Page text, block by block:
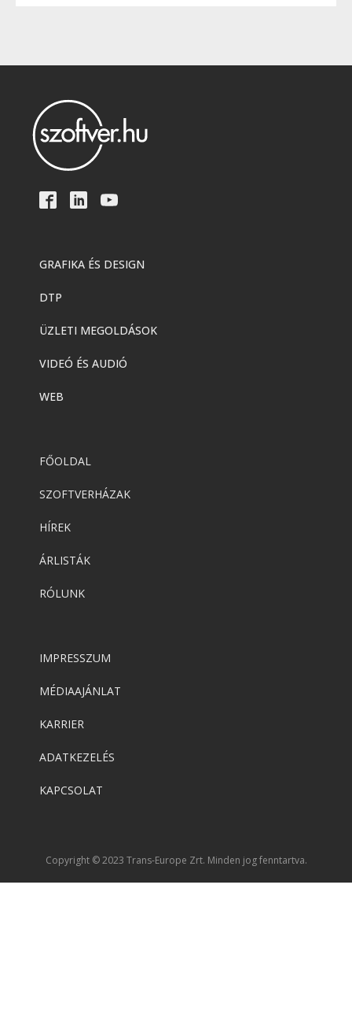
GRAFIKA ÉS DESIGN
DTP
ÜZLETI MEGOLDÁSOK
VIDEÓ ÉS AUDIÓ
WEB
FŐOLDAL
SZOFTVERHÁZAK
HÍREK
ÁRLISTÁK
RÓLUNK
IMPRESSZUM
MÉDIAAJÁNLAT
KARRIER
ADATKEZELÉS
KAPCSOLAT
Copyright © 2023 Trans-Europe Zrt. Minden jog fenntartva.